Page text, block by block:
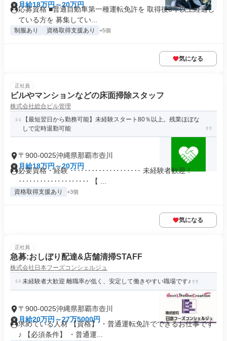
月給18万円～20万円
応募資格 ■普通自動車第一種運転免許を 取得後3年以上経過し
ている方を 募集してい...
制服あり 資格取得支援あり +5個
気になる
正社員
ビルやマンションなどの床面掃除スタッフ
株式会社総合ビル管理
【最短翌日から勤務可能】未経験スタート80％以上。残業ほぼな
しで定時退勤可能
〒900-0025沖縄県那覇市壺川
月給18万円～20万円
必要資格・経験 ‥‥‥‥‥‥‥‥‥‥ 未経験者歓迎！
‥‥‥‥‥‥‥‥‥‥ 【 ...
資格取得支援あり +3個
気になる
正社員
急募:おしぼり配達&店舗清掃STAFF
株式会社日本フーズコンシェルジュ
未経験者大歓迎 離職率が低く、安定して働きやすい職場です♪
〒900-0025沖縄県那覇市壺川
月給20万円～27万5000円
求めている人材 【資格】 ・普通運転免許でできるお仕事です
♪ 【必須条件】 ・普通運...